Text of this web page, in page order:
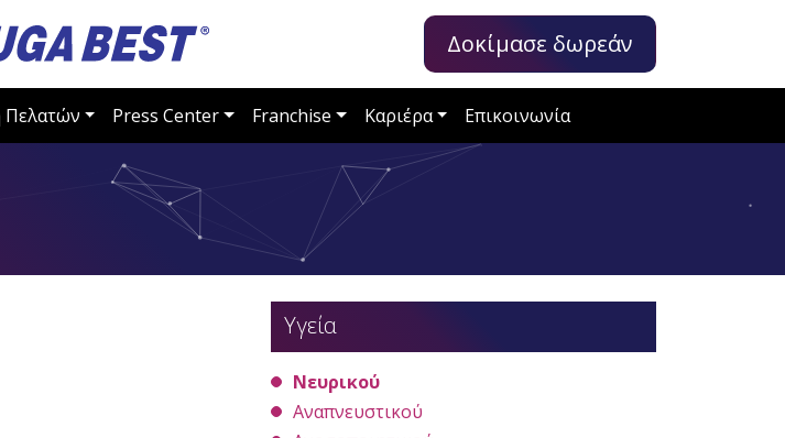
Δοκίμασε δωρεάν
Πελατών Press Center Franchise Καριέρα Επικοινωνία
Υγεία
Νευρικού
Αναπνευστικού